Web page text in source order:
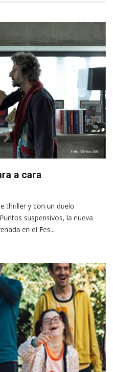
a cara
thriller y con un duelo
suspensivos, la nueva
en el Fes...